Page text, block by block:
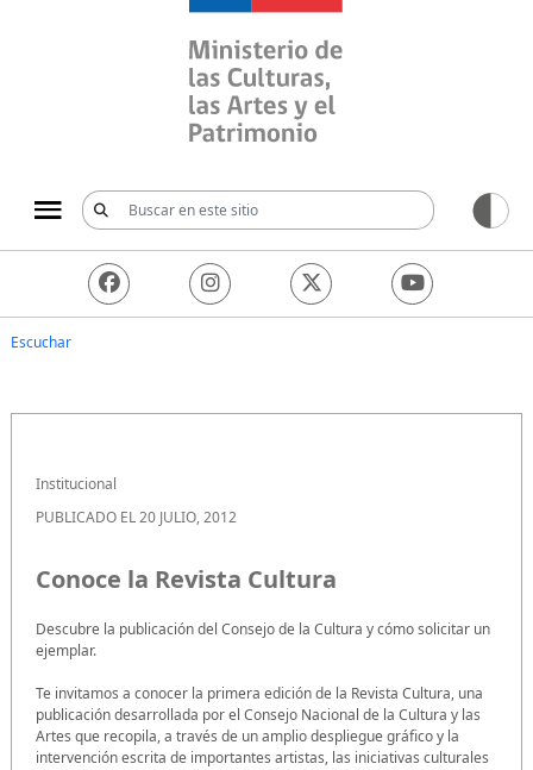
Ministerio de las
Escuchar
Institucional
PUBLICADO EL 20 JULIO, 2012
Conoce la Revista Cultura
Descubre la publicación del Consejo de la Cultura y cómo solicitar un
ejemplar.
Te invitamos a conocer la primera edición de la Revista Cultura, una
publicación desarrollada por el Consejo Nacional de la Cultura y las
Artes que recopila, a través de un amplio despliegue gráfico y la
intervención escrita de importantes artistas, las iniciativas culturales